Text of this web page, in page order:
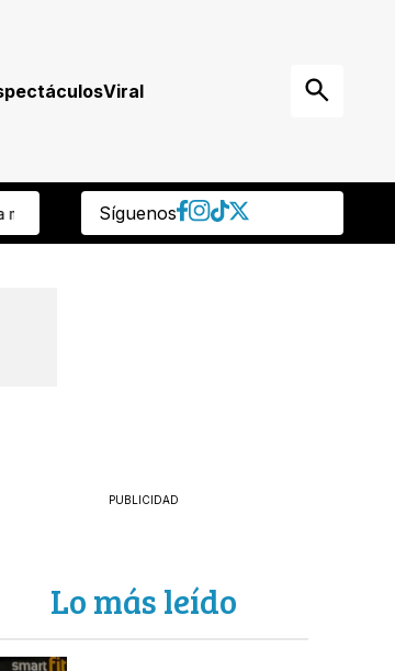
Viral
con otra unidad en Ecobulevar León-San
Síguenos
PUBLICIDAD
Lo más leído